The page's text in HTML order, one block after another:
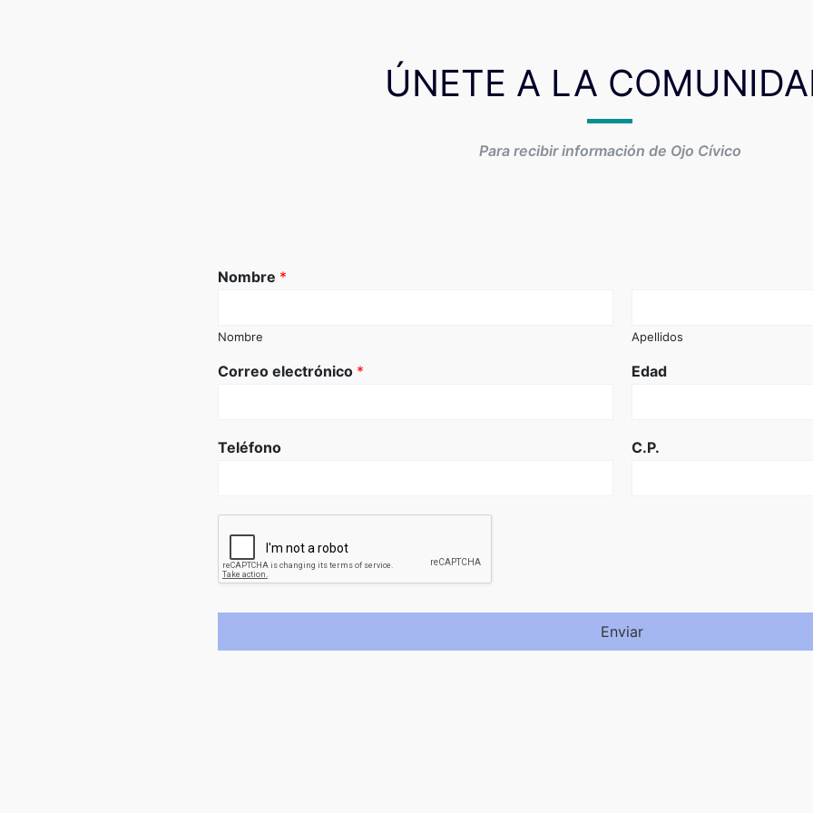
ÚNETE A LA
Para recibir información de Ojo Cívico
Nombre *
Nombre Apellidos
Correo electrónico * Edad
Teléfono C.P.
Enviar